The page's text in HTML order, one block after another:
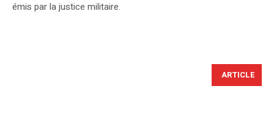
émis par la justice militaire.
ARTICLE